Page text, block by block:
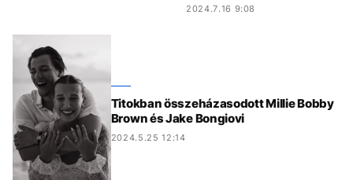
2024.7.16 9:08
Titokban összeházasodott Millie Bobby
Brown és Jake Bongiovi
2024.5.25 12:14